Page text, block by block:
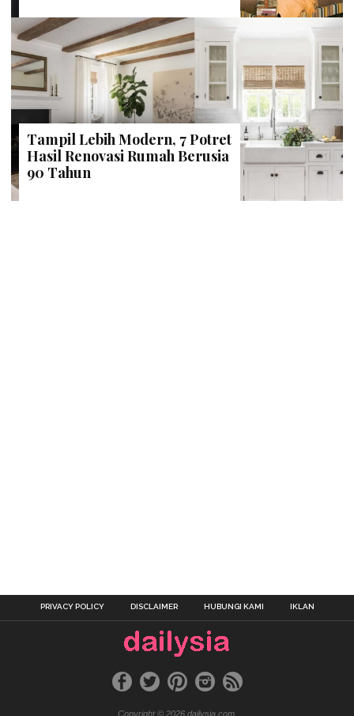
Tampil Lebih Modern, 7 Potret
Hasil Renovasi Rumah Berusia
90 Tahun
PRIVACY POLICY DISCLAIMER HUBUNGI KAMI IKLAN
Copyright © 2026 dailysia.com.